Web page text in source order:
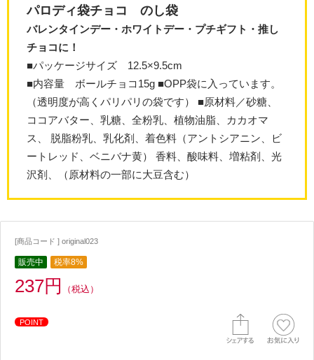
パロディ袋チョコ のし袋
バレンタインデー・ホワイトデー・プチギフト・推し
チョコに！
■パッケージサイズ 12.5×9.5cm
■内容量 ボールチョコ15g ■OPP袋に入っています。
（透明度が高くパリパリの袋です） ■原材料／砂糖、
ココアバター、乳糖、全粉乳、植物油脂、カカオマ
ス、 脱脂粉乳、乳化剤、着色料（アントシアニン、ビ
ートレッド、ベニバナ黄） 香料、酸味料、増粘剤、光
沢剤、（原材料の一部に大豆含む）
[商品コード ] original023
販売中 税率8%
237円 （税込）
POINT